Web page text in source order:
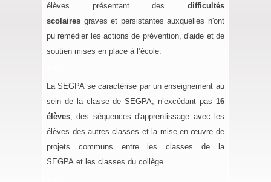
élèves présentant des difficultés
scolaires graves et persistantes auxquelles n'ont
pu remédier les actions de prévention, d'aide et de
soutien mises en place à l’école.
La SEGPA se caractérise par un enseignement au
sein de la classe deSEGPA , n’excédant pas 16
élèves , des séquences d'apprentissage avec les
élèves des autres classes et la mise en œuvre de
projets communs entre les classes de la
SEGPA et les classes du collège.